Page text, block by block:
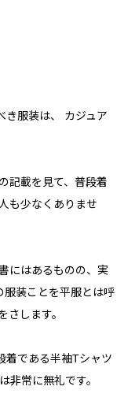
き服装は、 カジュア
記載を見て、普段着
も少なくありませ
にはあるものの、実
服装ことを平服とは呼
さします。
着である半袖Tシャツ
非常に無礼です。